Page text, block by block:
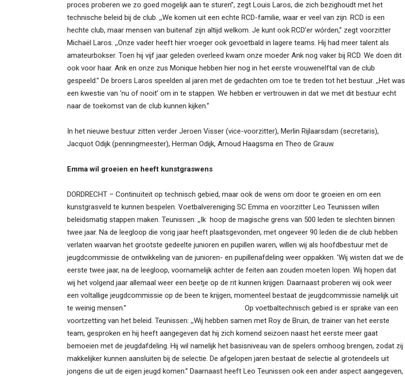
proces proberen we zo goed mogelijk aan te sturen”, zegt Louis Laros, die zich bezighoudt met het
technische beleid bij de club. ,,We komen uit een echte RCD-familie, waar er veel van zijn. RCD is een
hechte club, maar mensen van buitenaf zijn altijd welkom. Je kunt ook RCD’er wórden,” zegt voorzitter
Michaël Laros. ,,Onze vader heeft hier vroeger ook gevoetbald in lagere teams. Hij had meer talent als
amateurbokser. Toen hij vijf jaar geleden overleed kwam onze moeder Ank nog vaker bij RCD. We doen dit
ook voor haar. Ank en onze zus Monique hebben hier nog in het eerste vrouwenelftal van de club
gespeeld.” De broers Laros speelden al jaren met de gedachten om toe te treden tot het bestuur. ,,Het was
een kwestie van ‘nu of nooit’ om in te stappen. We hebben er vertrouwen in dat we met dit bestuur echt
naar de toekomst van de club kunnen kijken.”
In het nieuwe bestuur zitten verder Jeroen Visser (vice-voorzitter), Merlin Rijlaarsdam (secretaris),
Jacquot Odijk (penningmeester), Herman Odijk, Arnoud Haagsma en Theo de Grauw.
Emma wil groeien en heeft kunstgraswens
DORDRECHT – Continuïteit op technisch gebied, maar ook de wens om door te groeien en om een
kunstgrasveld te kunnen bespelen. Voetbalvereniging SC Emma en voorzitter Leo Teunissen willen
beleidsmatig stappen maken. Teunissen: ,,Ik hoop de magische grens van 500 leden te slechten binnen
twee jaar. Na de leegloop die vorig jaar heeft plaatsgevonden, met ongeveer 90 leden die de club hebben
verlaten waarvan het grootste gedeelte junioren en pupillen waren, willen wij als hoofdbestuur met de
jeugdcommissie de ontwikkeling van de junioren- en pupillenafdeling weer oppakken. ’Wij wisten dat we de
eerste twee jaar, na de leegloop, voornamelijk achter de feiten aan zouden moeten lopen. Wij hopen dat
wij het volgend jaar allemaal weer een beetje op de rit kunnen krijgen. Daarnaast proberen wij ook weer
een voltallige jeugdcommissie op de been te krijgen, momenteel bestaat de jeugdcommissie namelijk uit
te weinig mensen.’’ Op voetbaltechnisch gebied is er sprake van een
voortzetting van het beleid. Teunissen: ,,Wij hebben samen met Roy de Bruin, de trainer van het eerste
team, gesproken en hij heeft aangegeven dat hij zich komend seizoen naast het eerste meer gaat
bemoeien met de jeugdafdeling. Hij wil namelijk het basisniveau van de spelers omhoog brengen, zodat zij
makkelijker kunnen aansluiten bij de selectie. De afgelopen jaren bestaat de selectie al grotendeels uit
jongens die uit de eigen jeugd komen.’’ Daarnaast heeft Leo Teunissen ook een ander aspect aangegeven,